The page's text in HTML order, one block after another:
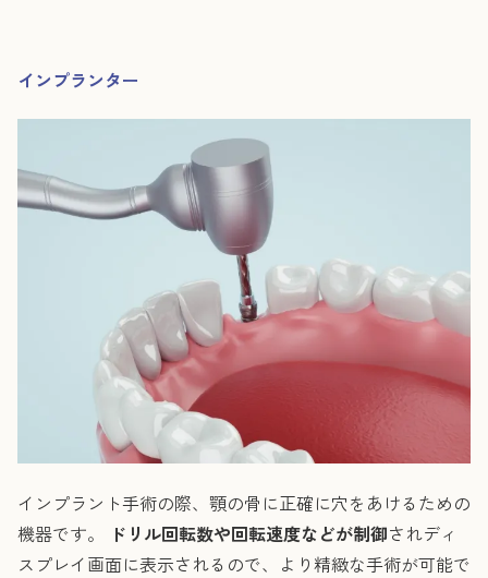
インプランター
インプラント手術の際、顎の骨に正確に穴をあけるための
機器です。
ドリル回転数や回転速度などが制御されディ
スプレイ画面に表示されるので、より精緻な手術が可能で